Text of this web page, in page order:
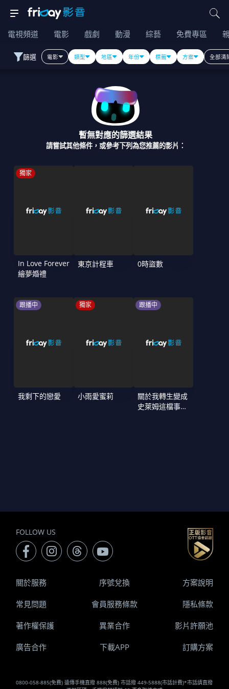
電視頻道 電影 戲劇 動漫 綜藝 免費專區
篩選 電影 類型 地區 年份 標籤 方案 全部清
暫無對應的篩選結果
請嘗試其他條件，或參考下列為您推薦的影片：
獨家
In Love Forever
繪夢婚禮
東京計程車 0時盜數
跟播中
我剩下的戀愛
獨家
小雨愛蜜莉
跟播中
關於我轉生變成
史萊姆這檔事
FOLLOW US
0800-058-885(免費) 遠傳手機直撥 888(免費) 市話撥 449-5888(市話計費)*市話請直撥
關於服務 序號兌換 方案說明
常見問題 會員服務條款 隱私條款
著作權保護 異業合作 影片許願池
廣告合作 下載APP 訂購方案